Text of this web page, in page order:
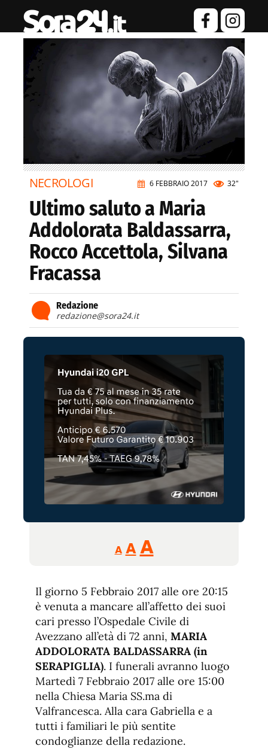
6 FEBBRAIO 2017 32"
NECROLOGI
Ultimo saluto a Maria
Addolorata Baldassarra,
Rocco Accettola, Silvana
Fracassa
Redazione
redazione@sora24.it
A
Reducir
tamaño
A Restablecer
de
fuente
AAumentar
de
fuente.
Il giorno 5 Febbraio 2017 alle ore 20:15
è venuta a mancare all’affetto dei suoi
cari presso l’Ospedale Civile di
Avezzano all’età di 72 anni, MARIA
ADDOLORATA BALDASSARRA (in
SERAPIGLIA). I funerali avranno luogo
Martedì 7 Febbraio 2017 alle ore 15:00
nella Chiesa Maria SS.ma di
Valfrancesca. Alla cara Gabriella e a
tutti i familiari le più sentite
condoglianze della redazione.